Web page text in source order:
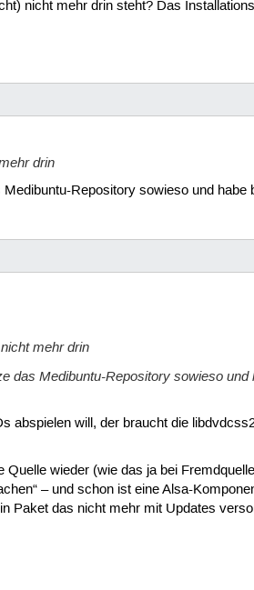
1.dsc)
create executables
nicht mehr drin steht? Das
drin
Repository sowieso und
mehr drin
das Medibuntu-Repository sowieso
will, der braucht die
wieder (wie das ja bei
– und schon ist eine Alsa-
Paket das nicht mehr mit Updates